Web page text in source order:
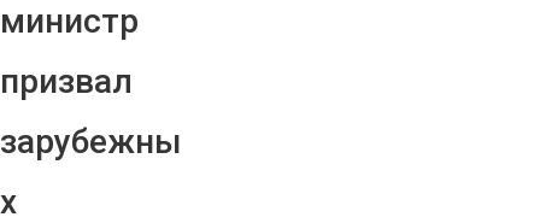
министр
призвал
зарубежны
х